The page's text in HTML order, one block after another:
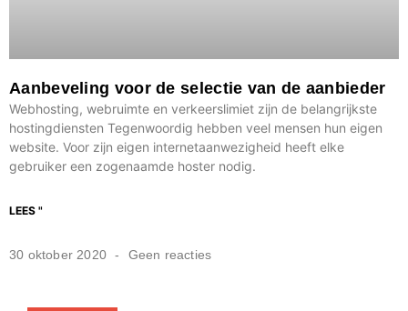
Aanbeveling voor de selectie van de aanbieder
Webhosting, webruimte en verkeerslimiet zijn de belangrijkste
hostingdiensten Tegenwoordig hebben veel mensen hun eigen
website. Voor zijn eigen internetaanwezigheid heeft elke
gebruiker een zogenaamde hoster nodig.
LEES "
30 oktober 2020 Geen reacties